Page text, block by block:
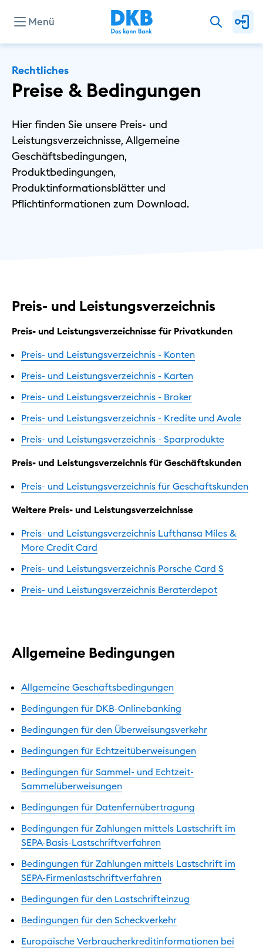
Menü
Unternehmen
Investor Relations
Privat
Geschäftlich
Rechtliches
Preise & Bedingungen
Hier finden Sie unsere Preis- und
Leistungsverzeichnisse, Allgemeine
Geschäftsbedingungen,
Produktbedingungen,
Produktinformationsblätter und
Pflichtinformationen zum Download.
Preis- und Leistungsverzeichnis
Preis- und Leistungsverzeichnisse für Privatkunden
Preis- und Leistungsverzeichnis - Konten
Preis- und Leistungsverzeichnis - Karten
Preis- und Leistungsverzeichnis - Broker
Preis- und Leistungsverzeichnis - Kredite und Avale
Preis- und Leistungsverzeichnis - Sparprodukte
Preis- und Leistungsverzeichnis für Geschäftskunden
Preis- und Leistungsverzeichnis für Geschäftskunden
Weitere Preis- und Leistungsverzeichnisse
Preis- und Leistungsverzeichnis Lufthansa Miles &
More Credit Card
Preis- und Leistungsverzeichnis Porsche Card S
Preis- und Leistungsverzeichnis Beraterdepot
Allgemeine Bedingungen
Allgemeine Geschäftsbedingungen
Bedingungen für DKB-Onlinebanking
Bedingungen für den Überweisungsverkehr
Bedingungen für Echtzeitüberweisungen
Bedingungen für Sammel- und Echtzeit-
Sammelüberweisungen
Bedingungen für Datenfernübertragung
Bedingungen für Zahlungen mittels Lastschrift im
SEPA-Basis-Lastschriftverfahren
Bedingungen für Zahlungen mittels Lastschrift im
SEPA-Firmenlastschriftverfahren
Bedingungen für den Lastschrifteinzug
Bedingungen für den Scheckverkehr
Europäische Verbraucherkreditinformationen bei